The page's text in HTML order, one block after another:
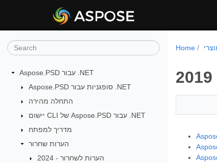
Aspose.PSD עבור .NET
Aspose.PSD סופגניות עבור .NET
התחלה מהירה
יישום CLI של Aspose.PSD עבור .NET
מדריך למפתח
הערות שחרור
הערות לשחרור - 2024
Home